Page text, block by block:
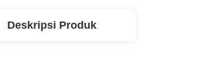
Deskripsi Produk